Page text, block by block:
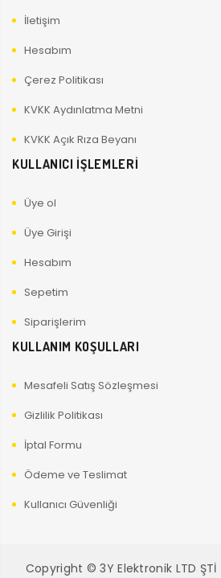
İletişim
Hesabım
Çerez Politikası
KVKK Aydınlatma Metni
KVKK Açık Rıza Beyanı
KULLANICI İŞLEMLERİ
Üye ol
Üye Girişi
Hesabım
Sepetim
Siparişlerim
KULLANIM KOŞULLARI
Mesafeli Satış Sözleşmesi
Gizlilik Politikası
İptal Formu
Ödeme ve Teslimat
Kullanıcı Güvenliği
Copyright © 3Y Elektronik LTD ŞTİ